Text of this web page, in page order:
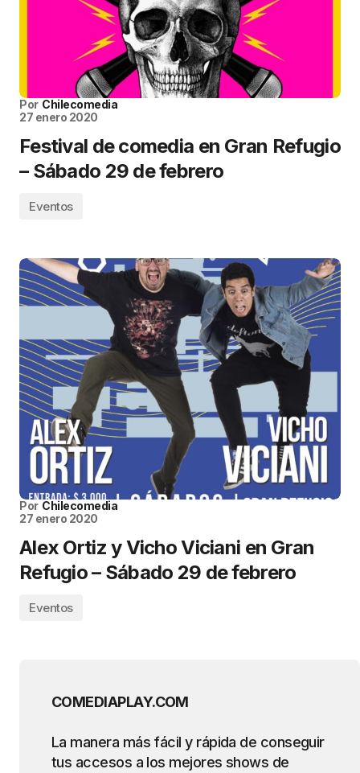
Por Chilecomedia
27 enero 2020
Festival de comedia en Gran Refugio
– Sábado 29 de febrero
Eventos
Por Chilecomedia
27 enero 2020
Alex Ortiz y Vicho Viciani en Gran
Refugio – Sábado 29 de febrero
Eventos
COMEDIAPLAY.COM
La manera más fácil y rápida de conseguir
tus accesos a los mejores shows de